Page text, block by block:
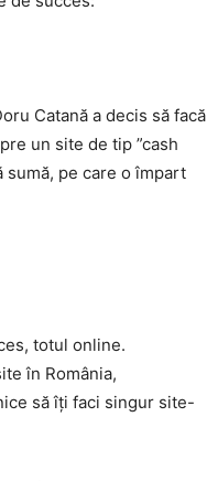
Catană a decis să facă
un site de tip ”cash
sumă, pe care o împart
totul online.
în România,
să îți faci singur site-